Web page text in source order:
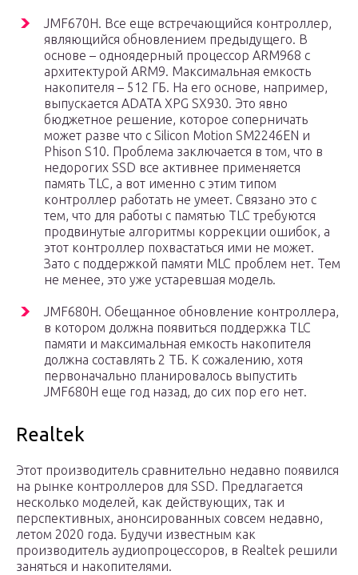
JMF670H. Все еще встречающийся контроллер,
являющийся обновлением предыдущего. В
основе – одноядерный процессор ARM968 с
архитектурой ARM9. Максимальная емкость
накопителя – 512 ГБ. На его основе, например,
выпускается ADATA XPG SX930. Это явно
бюджетное решение, которое соперничать
может разве что с Silicon Motion SM2246EN и
Phison S10. Проблема заключается в том, что в
недорогих SSD все активнее применяется
память TLC, а вот именно с этим типом
контроллер работать не умеет. Связано это с
тем, что для работы с памятью TLC требуются
продвинутые алгоритмы коррекции ошибок, а
этот контроллер похвастаться ими не может.
Зато с поддержкой памяти MLC проблем нет. Тем
не менее, это уже устаревшая модель.
JMF680H. Обещанное обновление контроллера,
в котором должна появиться поддержка TLC
памяти и максимальная емкость накопителя
должна составлять 2 ТБ. К сожалению, хотя
первоначально планировалось выпустить
JMF680H еще год назад, до сих пор его нет.
Realtek
Этот производитель сравнительно недавно появился
на рынке контроллеров для SSD. Предлагается
несколько моделей, как действующих, так и
перспективных, анонсированных совсем недавно,
летом 2020 года. Будучи известным как
производитель аудиопроцессоров, в Realtek решили
заняться и накопителями.